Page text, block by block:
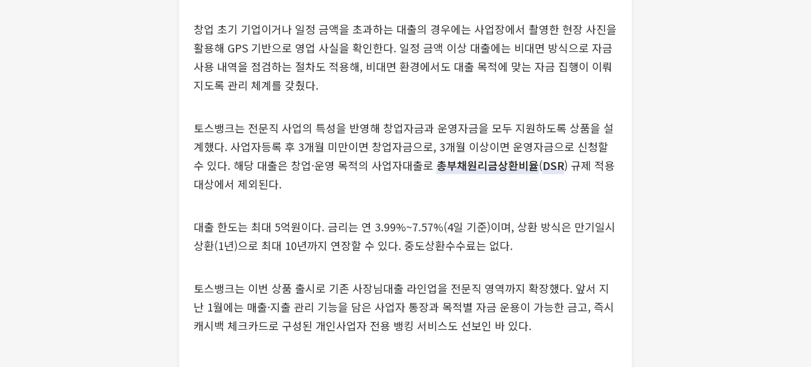
창업 초기 기업이거나 일정 금액을 초과하는 대출의 경우에는 사업장에서 촬영한 현장 사진을
활용해 GPS 기반으로 영업 사실을 확인한다. 일정 금액 이상 대출에는 비대면 방식으로 자금
사용 내역을 점검하는 절차도 적용해, 비대면 환경에서도 대출 목적에 맞는 자금 집행이 이뤄
지도록 관리 체계를 갖췄다.
토스뱅크는 전문직 사업의 특성을 반영해 창업자금과 운영자금을 모두 지원하도록 상품을 설
계했다. 사업자등록 후 3개월 미만이면 창업자금으로, 3개월 이상이면 운영자금으로 신청할
수 있다. 해당 대출은 창업·운영 목적의 사업자대출로 총부채원리금상환비율(DSR) 규제 적용
대상에서 제외된다.
대출 한도는 최대 5억원이다. 금리는 연 3.99%~7.57%(4일 기준)이며, 상환 방식은 만기일시
상환(1년)으로 최대 10년까지 연장할 수 있다. 중도상환수수료는 없다.
토스뱅크는 이번 상품 출시로 기존 사장님대출 라인업을 전문직 영역까지 확장했다. 앞서 지
난 1월에는 매출·지출 관리 기능을 담은 사업자 통장과 목적별 자금 운용이 가능한 금고, 즉시
캐시백 체크카드로 구성된 개인사업자 전용 뱅킹 서비스도 선보인 바 있다.